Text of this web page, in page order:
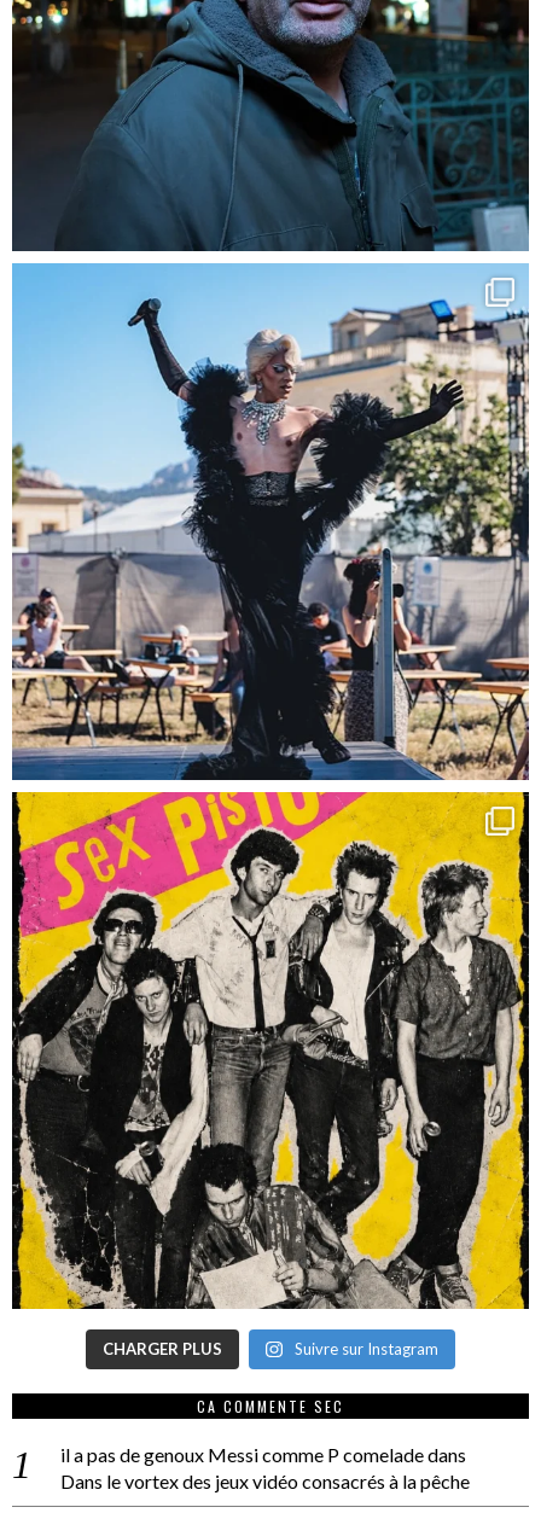
CHARGER PLUS Suivre sur Instagram
CA COMMENTE SEC
il a pas de genoux Messi comme P comeladedans
Dans le vortex des jeux vidéo consacrés à la pêche